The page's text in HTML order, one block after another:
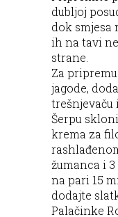
dubljoj
dok smjesa
ih na tavi
strane.
Za
jagode,
trešnjevaču
Šerpu
krema za
žumanca i
na pari 15
dodajte
Palačinke